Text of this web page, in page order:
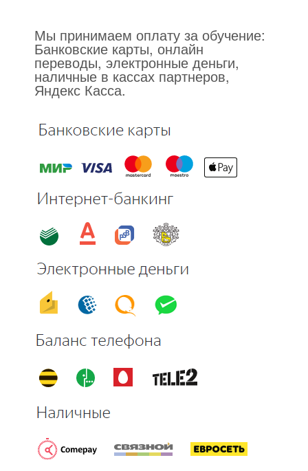
Мы принимаем оплату за обучение:
Банковские карты, онлайн
переводы, электронные деньги,
наличные в кассах партнеров,
Яндекс Касса.